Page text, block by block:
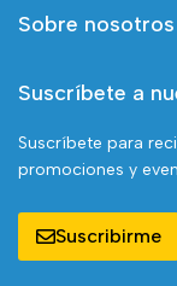
Sobre nosotros
Suscríbete a
Suscríbete para
promociones y
Suscribirme